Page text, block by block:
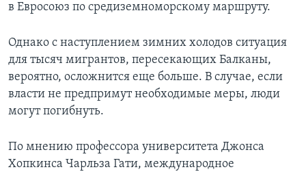
в Евросоюз по средиземноморскому маршруту.
Однако с наступлением зимних холодов ситуация
для тысяч мигрантов, пересекающих Балканы,
вероятно, осложнится еще больше. В случае, если
власти не предпримут необходимые меры, люди
могут погибнуть.
По мнению профессора университета Джонса
Хопкинса Чарльза Гати, международное